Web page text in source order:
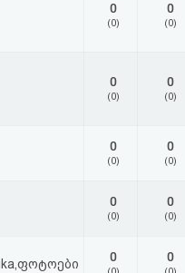
0
(0)
0
(0)
0
(0)
0
(0)
0
(0)
0
(0)
0
(0)
0
(0)
0 0